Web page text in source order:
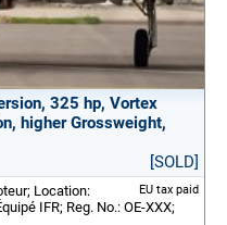
325 hp, Vortex
higher Grossweight,
[SOLD]
EU tax paid
Location:
IFR; Reg. No.: OE-XXX;